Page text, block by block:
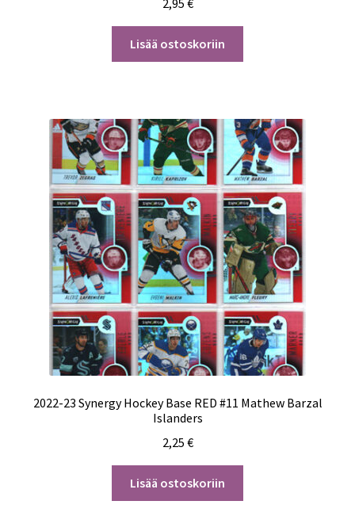
2,95 €
Lisää ostoskoriin
2022-23 Synergy Hockey Base RED #11 Mathew Barzal
Islanders
2,25 €
Lisää ostoskoriin